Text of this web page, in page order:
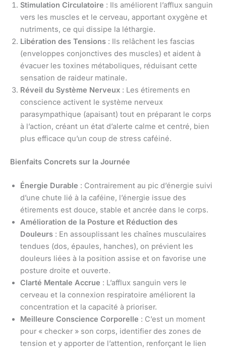
Stimulation Circulatoire : Ils améliorent l’afflux sanguin
vers les muscles et le cerveau, apportant oxygène et
nutriments, ce qui dissipe la léthargie.
Libération des Tensions : Ils relâchent les fascias
(enveloppes conjonctives des muscles) et aident à
évacuer les toxines métaboliques, réduisant cette
sensation de raideur matinale.
Réveil du Système Nerveux : Les étirements en
conscience activent le système nerveux
parasympathique (apaisant) tout en préparant le corps
à l’action, créant un état d’alerte calme et centré, bien
plus efficace qu’un coup de stress caféiné.
Bienfaits Concrets sur la Journée
Énergie Durable : Contrairement au pic d’énergie suivi
d’une chute lié à la caféine, l’énergie issue des
étirements est douce, stable et ancrée dans le corps.
Amélioration de la Posture et Réduction des
Douleurs : En assouplissant les chaînes musculaires
tendues (dos, épaules, hanches), on prévient les
douleurs liées à la position assise et on favorise une
posture droite et ouverte.
Clarté Mentale Accrue : L’afflux sanguin vers le
cerveau et la connexion respiratoire améliorent la
concentration et la capacité à prioriser.
Meilleure Conscience Corporelle : C’est un moment
pour « checker » son corps, identifier des zones de
tension et y apporter de l’attention, renforçant le lien